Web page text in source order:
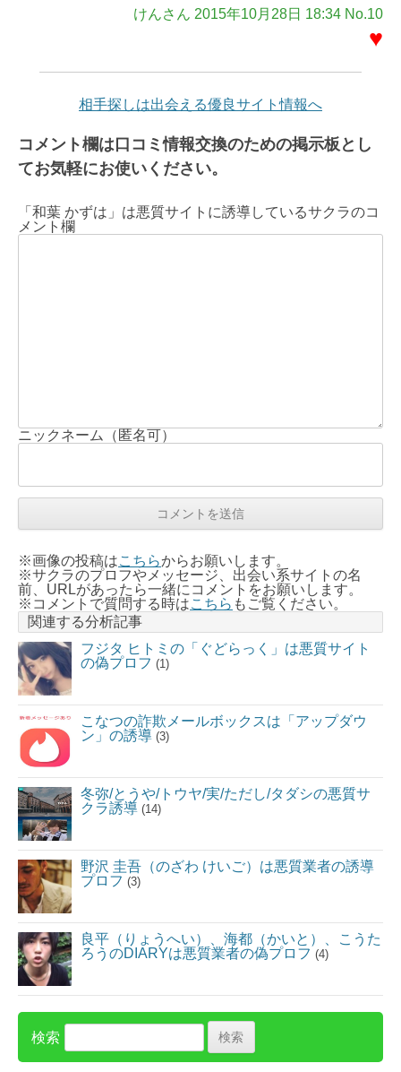
けんさん 2015年10月28日 18:34 No.10
♥
相手探しは出会える優良サイト情報へ
コメント欄は口コミ情報交換のための掲示板とし
てお気軽にお使いください。
「和葉 かずは」は悪質サイトに誘導しているサクラのコ
メント欄
ニックネーム（匿名可）
※画像の投稿はこちらからお願いします。
※サクラのプロフやメッセージ、出会い系サイトの名
前、URLがあったら一緒にコメントをお願いします。
※コメントで質問する時はこちら もご覧ください。
関連する分析記事
フジタ ヒトミの「ぐどらっく」は悪質サイト
の偽プロフ (1)
こなつの詐欺メールボックスは「アップダウ
ン」の誘導 (3)
冬弥/とうや/トウヤ/実/ただし/タダシの悪質サ
クラ誘導 (14)
野沢 圭吾（のざわ けいご）は悪質業者の誘導
プロフ (3)
良平（りょうへい）、海都（かいと）、こうた
ろうのDIARYは悪質業者の偽プロフ (4)
検索